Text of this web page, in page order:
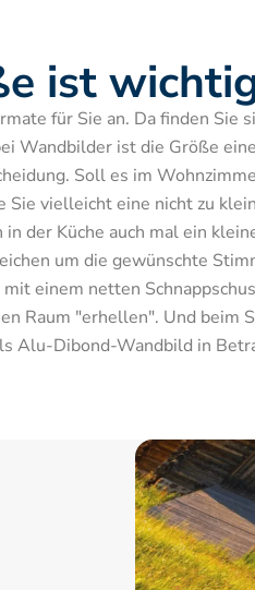
ist
für Sie an. Da finden Sie
Wandbilder ist die Größe
Soll es im
Sie vielleicht eine nicht zu
in der Küche auch mal ein
um die gewünschte
einem netten
Raum "erhellen". Und beim
Alu-Dibond-Wandbild in